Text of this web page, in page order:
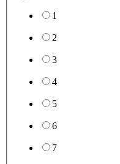
1
2
3
4
5
6
7